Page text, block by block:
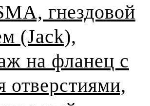
гнездовой
(Jack),
на фланец с
отверстиями,